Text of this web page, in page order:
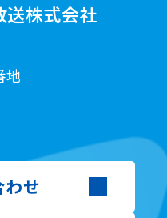
送株式会社
地
せ